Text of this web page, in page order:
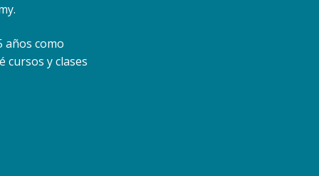
años como
cursos y clases